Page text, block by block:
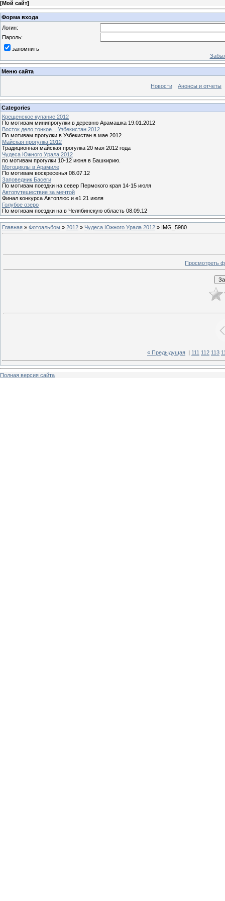
[Мой сайт]
Форма входа
Логин:
Пароль:
запомнить
Меню сайта
Новости Анонсы и отчеты
Categories
Крещенское купание 2012
По мотивам минипрогулки в деревню Арамашка 19.01.2012
Восток дело тонкое... Узбекистан 2012
По мотивам прогулки в Узбекистан в мае 2012
Майская прогулка 2012
Традиционная майская прогулка 20 мая 2012 года
Чудеса Южного Урала 2012
по мотивам прогулки 10-12 июня в Башкирию.
Мотоциклы в Арамиле
По мотивам воскресенья 08.07.12
Заповедник Басеги
По мотивам поездки на север Пермского края 14-15 июля
Автопутешествие за мечтой
Финал конкурса Автоплюс и е1 21 июля
Голубое озеро
По мотивам поездки на в Челябинскую область 08.09.12
Главная » Фотоальбом » 2012 » Чудеса Южного Урала 2012 » IMG_5980
Просмотреть
« Предыдущая 111 112 113
Полная версия сайта